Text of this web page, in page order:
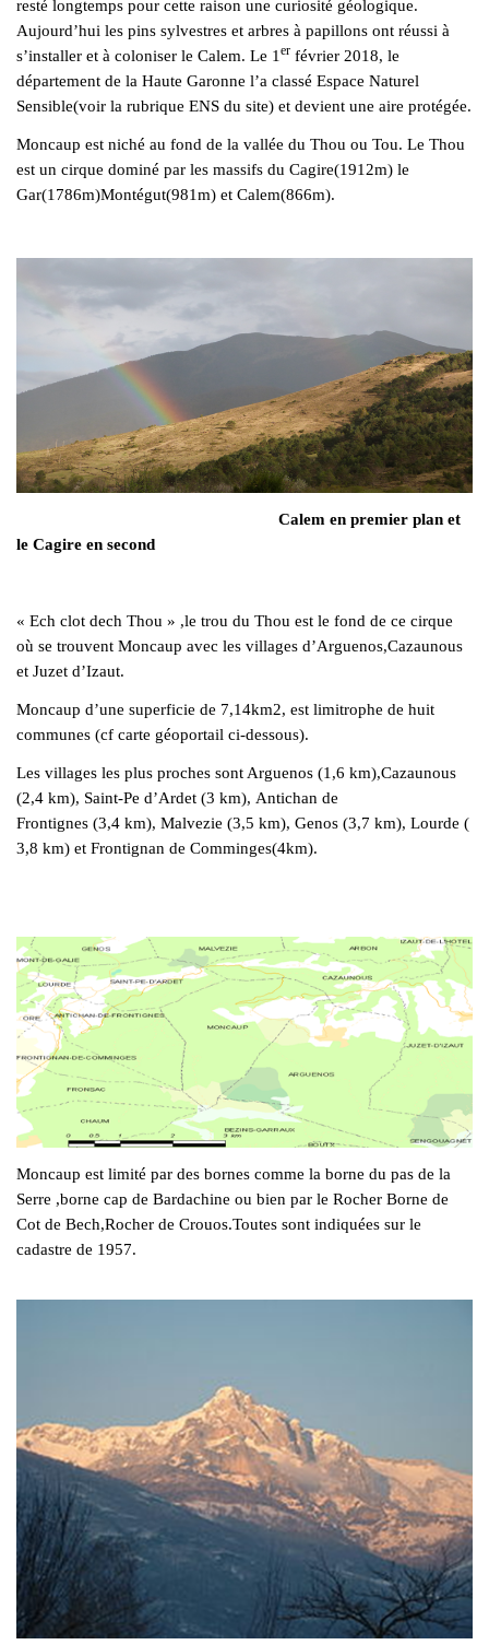
resté longtemps pour cette raison une curiosité géologique.
Aujourd’hui les pins sylvestres et arbres à papillons ont réussi à
s’installer et à coloniser le Calem. Le 1 er février 2018, le
département de la Haute Garonne l’a classé Espace Naturel
Sensible(voir la rubrique ENS du site) et devient une aire protégée.
Moncaup est niché au fond de la vallée du Thou ou Tou. Le Thou
est un cirque dominé par les massifs du Cagire(1912m) le
Gar(1786m)Montégut(981m) et Calem(866m).
Calem en premier plan et
le Cagire en second
« Ech clot dech Thou » ,le trou du Thou est le fond de ce cirque
où se trouvent Moncaup avec les villages d’Arguenos,Cazaunous
et Juzet d’Izaut.
Moncaup d’une superficie de 7,14km2, est limitrophe de huit
communes (cf carte géoportail ci-dessous).
Les villages les plus proches sont Arguenos (1,6 km),Cazaunous
(2,4 km), Saint-Pe d’Ardet (3 km), Antichan de
Frontignes (3,4 km), Malvezie (3,5 km), Genos (3,7 km), Lourde (
3,8 km) et Frontignan de Comminges(4km).
Moncaup est limité par des bornes comme la borne du pas de la
Serre ,borne cap de Bardachine ou bien par le Rocher Borne de
Cot de Bech,Rocher de Crouos.Toutes sont indiquées sur le
cadastre de 1957.